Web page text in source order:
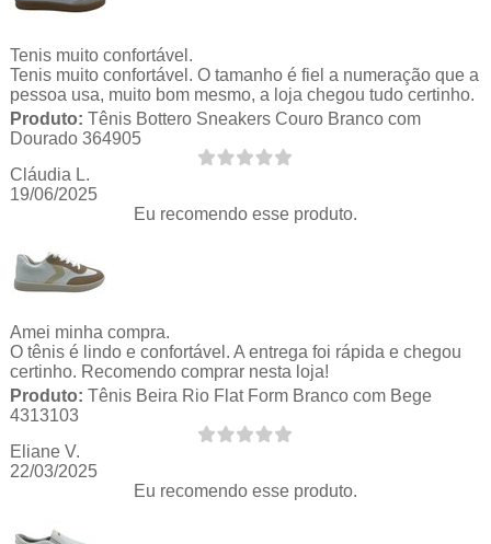
Tenis muito confortável.
Tenis muito confortável. O tamanho é fiel a numeração que a
pessoa usa, muito bom mesmo, a loja chegou tudo certinho.
Produto: Tênis Bottero Sneakers Couro Branco com
Dourado 364905
Cláudia L.
19/06/2025
Eu recomendo esse produto.
Amei minha compra.
O tênis é lindo e confortável. A entrega foi rápida e chegou
certinho. Recomendo comprar nesta loja!
Produto: Tênis Beira Rio Flat Form Branco com Bege
4313103
Eliane V.
22/03/2025
Eu recomendo esse produto.